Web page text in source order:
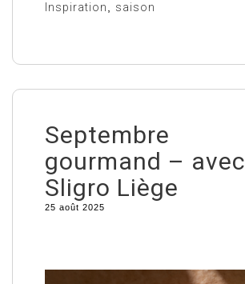
Inspiration, saison
Septembre
gourmand – avec
Sligro Liège
25 août 2025